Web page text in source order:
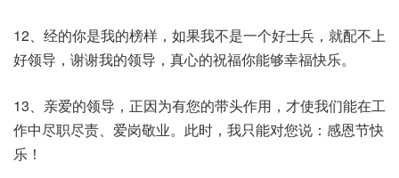
12、经的你是我的榜样，如果我不是一个好士兵，就配不上
好领导，谢谢我的领导，真心的祝福你能够幸福快乐。
13、亲爱的领导，正因为有您的带头作用，才使我们能在工
作中尽职尽责、爱岗敬业。此时，我只能对您说：感恩节快
乐！